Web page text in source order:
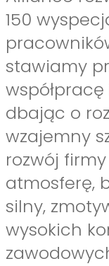
150
stawiamy
dbając o
wzajemny
rozwój
atmosferę,
silny,
wysokich